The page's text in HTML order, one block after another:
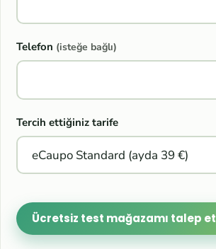
Telefon (isteğe bağlı)
Tercih ettiğiniz tarife
Ücretsiz test mağazamı talep et